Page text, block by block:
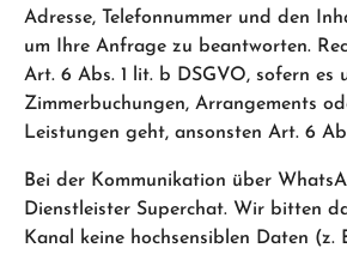
Adresse, Telefonnummer und den
um Ihre Anfrage zu beantworten.
Art. 6 Abs. 1 lit. b DSGVO, sofern es
Zimmerbuchungen, Arrangements
Leistungen geht, ansonsten Art. 6
Bei der Kommunikation über
Dienstleister Superchat. Wir bitten
Kanal keine hochsensiblen Daten (z.